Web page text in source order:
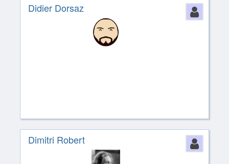
Didier Dorsaz
Dimitri Robert